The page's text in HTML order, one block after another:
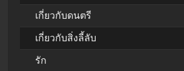
เกี่ยวกับดนตรี
เกี่ยวกับสิ่งลี้ลับ
รัก